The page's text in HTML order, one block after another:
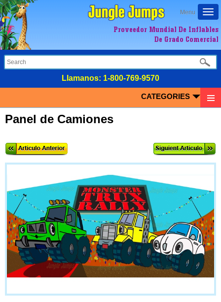
Menu
Proveedor Mundial De Inflables
De Grado Comercial
LIamanos: 1-800-769-9570
CATEGORIES
Panel de Camiones